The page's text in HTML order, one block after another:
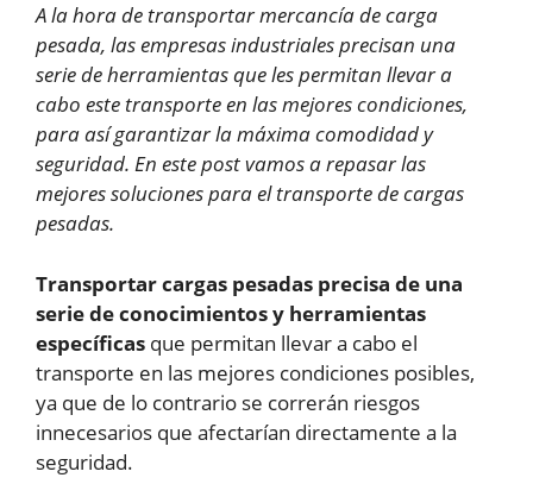
A la hora de transportar mercancía de carga
pesada, las empresas industriales precisan una
serie de herramientas que les permitan llevar a
cabo este transporte en las mejores condiciones,
para así garantizar la máxima comodidad y
seguridad. En este post vamos a repasar las
mejores soluciones para el transporte de cargas
pesadas.
Transportar cargas pesadas precisa de una
serie de conocimientos y herramientas
específicas que permitan llevar a cabo el
transporte en las mejores condiciones posibles,
ya que de lo contrario se correrán riesgos
innecesarios que afectarían directamente a la
seguridad.